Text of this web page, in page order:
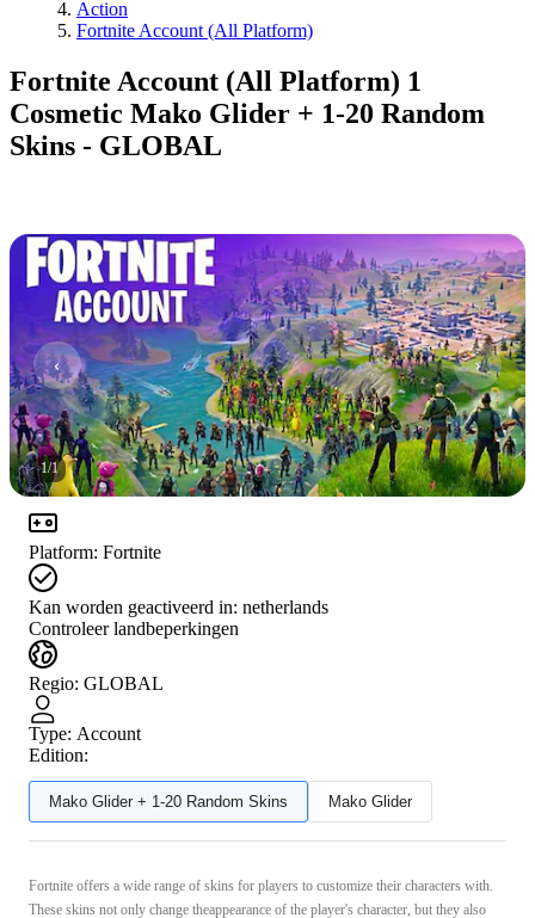
Action
Fortnite Account (All Platform)
Fortnite Account (All Platform) 1
Cosmetic Mako Glider + 1-20 Random
Skins - GLOBAL
1/1
Platform: Fortnite
Kan worden geactiveerd in: netherlands
Controleer landbeperkingen
Regio: GLOBAL
Type: Account
Edition:
Mako Glider + 1-20 Random Skins Mako Glider
Fortnite offers a wide range of skins for players to customize their characters with.
These skins not only change theappearance of the player's character, but they also